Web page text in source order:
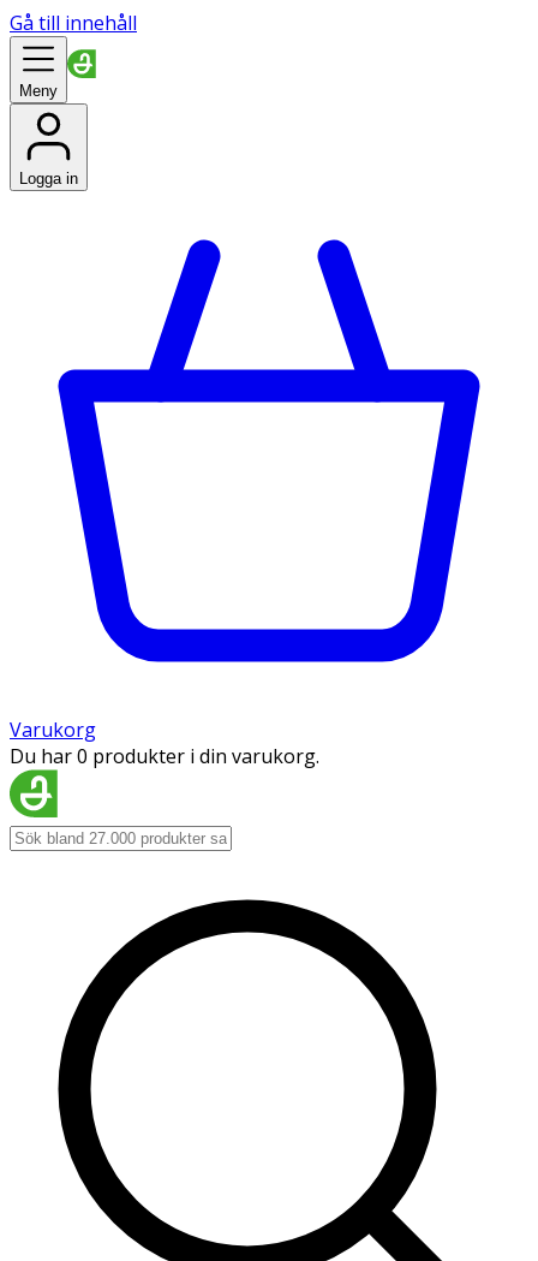
Gå till innehåll
Meny
Logga in
Varukorg
Du har 0 produkter i din varukorg.